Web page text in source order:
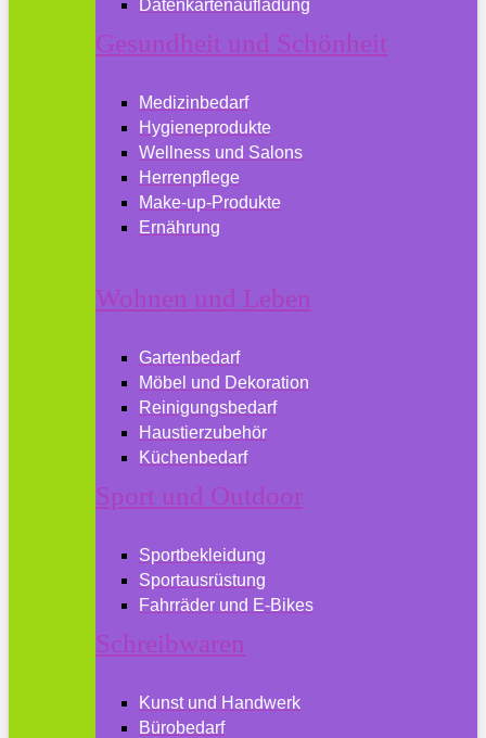
Datenkartenaufladung
Gesundheit und Schönheit
Medizinbedarf
Hygieneprodukte
Wellness und Salons
Herrenpflege
Make-up-Produkte
Ernährung
Wohnen und Leben
Gartenbedarf
Möbel und Dekoration
Reinigungsbedarf
Haustierzubehör
Küchenbedarf
Sport und Outdoor
Sportbekleidung
Sportausrüstung
Fahrräder und E-Bikes
Schreibwaren
Kunst und Handwerk
Bürobedarf